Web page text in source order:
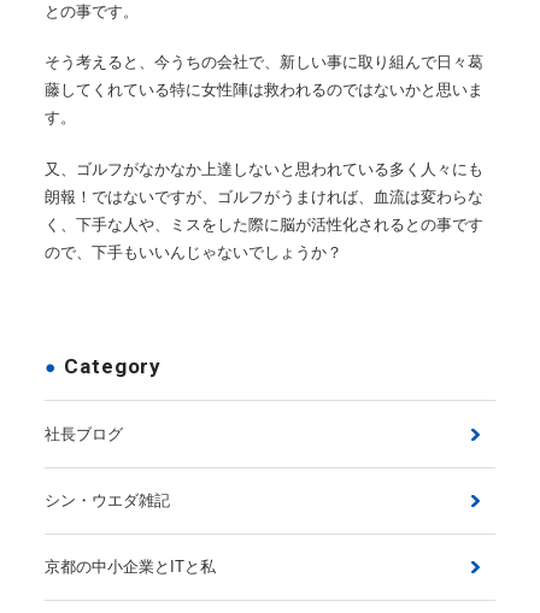
との事です。
そう考えると、今うちの会社で、新しい事に取り組んで日々葛
藤してくれている特に女性陣は救われるのではないかと思いま
す。
又、ゴルフがなかなか上達しないと思われている多く人々にも
朗報！ではないですが、ゴルフがうまければ、血流は変わらな
く、下手な人や、ミスをした際に脳が活性化されるとの事です
ので、下手もいいんじゃないでしょうか？
Category
社長ブログ
シン・ウエダ雑記
京都の中小企業とITと私